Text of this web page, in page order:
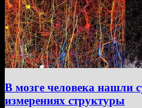
В мозге человека нашли
измерениях структуры